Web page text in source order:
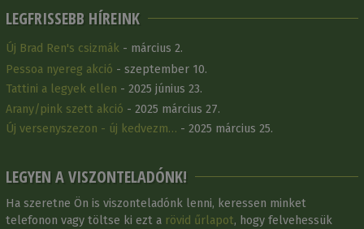
LEGFRISSEBB HÍREINK
Új Brad Ren's csizmák - március 2.
Pessoa nyereg akció - szeptember 10.
Tattini a legyek ellen - 2025 június 23.
Arany/pink szett akció - 2025 március 27.
Új versenyszezon - új kedvezm… - 2025 március 25.
LEGYEN A VISZONTELADÓNK!
Ha szeretne Ön is viszonteladónk lenni, keressen minket
telefonon vagy töltse ki ezt a rövid űrlapot, hogy felvehessük